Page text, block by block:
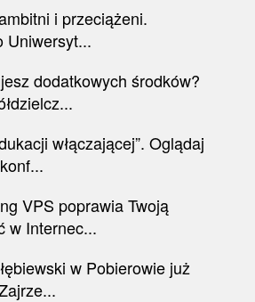
i przeciążeni.
Uniwersyt...
dodatkowych środków?
włączającej”. Oglądaj
VPS poprawia Twoją
w Internec...
w Pobierowie już